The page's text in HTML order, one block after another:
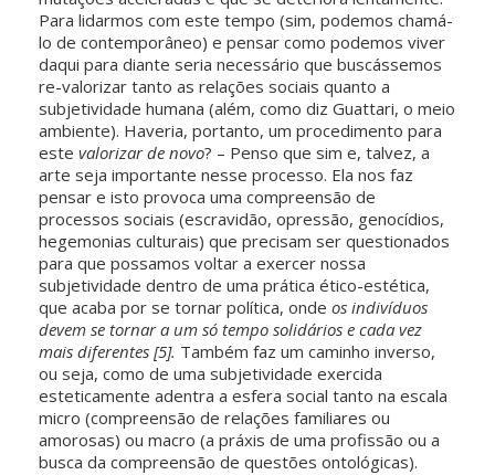
Para lidarmos com este tempo (sim, podemos chamá-
lo de contemporâneo) e pensar como podemos viver
daqui para diante seria necessário que buscássemos
re-valorizar tanto as relações sociais quanto a
subjetividade humana (além, como diz Guattari, o meio
ambiente). Haveria, portanto, um procedimento para
este valorizar de novo? – Penso que sim e, talvez, a
arte seja importante nesse processo. Ela nos faz
pensar e isto provoca uma compreensão de
processos sociais (escravidão, opressão, genocídios,
hegemonias culturais) que precisam ser questionados
para que possamos voltar a exercer nossa
subjetividade dentro de uma prática ético-estética,
que acaba por se tornar política, onde os indivíduos
devem se tornar a um só tempo solidários e cada vez
mais diferentes [5]. Também faz um caminho inverso,
ou seja, como de uma subjetividade exercida
esteticamente adentra a esfera social tanto na escala
micro (compreensão de relações familiares ou
amorosas) ou macro (a práxis de uma profissão ou a
busca da compreensão de questões ontológicas).